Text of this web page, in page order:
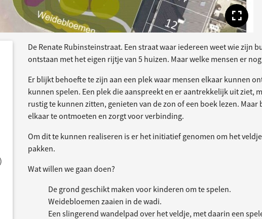
De Renate Rubinsteinstraat. Een straat waar iedereen weet wie zijn
ontstaan met het eigen rijtje van 5 huizen. Maar welke mensen er
Er blijkt behoefte te zijn aan een plek waar mensen elkaar kunnen
kunnen spelen. Een plek die aanspreekt en er aantrekkelijk uit ziet,
rustig te kunnen zitten, genieten van de zon of een boek lezen.
elkaar te ontmoeten en zorgt voor verbinding.
Om dit te kunnen realiseren is er het initiatief genomen om het
pakken.
Wat willen we gaan doen?
De grond geschikt maken voor kinderen om te spelen.
Weidebloemen zaaien in de wadi.
Een slingerend wandelpad over het veldje, met daarin een